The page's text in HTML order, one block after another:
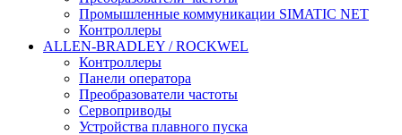
Промышленные коммуникации SIMATIC NET
Контроллеры
ALLEN-BRADLEY / ROCKWEL
Контроллеры
Панели оператора
Преобразователи частоты
Сервоприводы
Устройства плавного пуска